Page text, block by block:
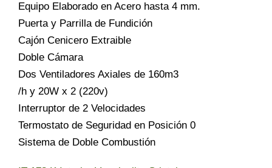
Equipo Elaborado en Acero hasta 4 mm.
Puerta y Parrilla de Fundición
Cajón Cenicero Extraible
Doble Cámara
Dos Ventiladores Axiales de 160m3
/h y 20W x 2 (220v)
Interruptor de 2 Velocidades
Termostato de Seguridad en Posición 0
Sistema de Doble Combustión